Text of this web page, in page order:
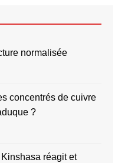
normalisée
concentrés de cuivre
?
réagit et